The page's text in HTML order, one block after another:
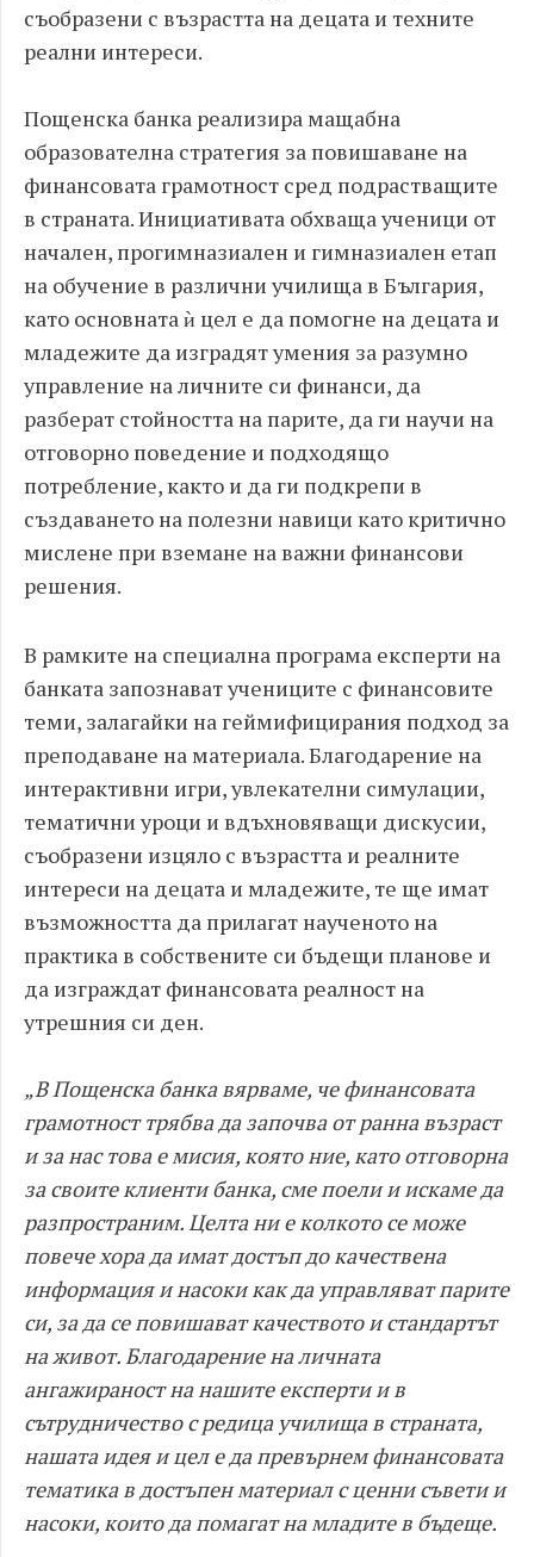
съобразени с възрастта на децата и техните
реални интереси.
Пощенска банка реализира мащабна
образователна стратегия за повишаване на
финансовата грамотност сред подрастващите
в страната. Инициативата обхваща ученици от
начален, прогимназиален и гимназиален етап
на обучение в различни училища в България,
като основната ѝ цел е да помогне на децата и
младежите да изградят умения за разумно
управление на личните си финанси, да
разберат стойността на парите, да ги научи на
отговорно поведение и подходящо
потребление, както и да ги подкрепи в
създаването на полезни навици като критично
мислене при вземане на важни финансови
решения.
В рамките на специална програма експерти на
банката запознават учениците с финансовите
теми, залагайки на геймифицирания подход за
преподаване на материала. Благодарение на
интерактивни игри, увлекателни симулации,
тематични уроци и вдъхновяващи дискусии,
съобразени изцяло с възрастта и реалните
интереси на децата и младежите, те ще имат
възможността да прилагат наученото на
практика в собствените си бъдещи планове и
да изграждат финансовата реалност на
утрешния си ден.
„В Пощенска банка вярваме, че финансовата
грамотност трябва да започва от ранна възраст
и за нас това е мисия, която ние, като отговорна
за своите клиенти банка, сме поели и искаме да
разпространим. Целта ни е колкото се може
повече хора да имат достъп до качествена
информация и насоки как да управляват парите
си, за да се повишават качеството и стандартът
на живот. Благодарение на личната
ангажираност на нашите експерти и в
сътрудничество с редица училища в страната,
нашата идея и цел е да превърнем финансовата
тематика в достъпен материал с ценни съвети и
насоки, които да помагат на младите в бъдеще.